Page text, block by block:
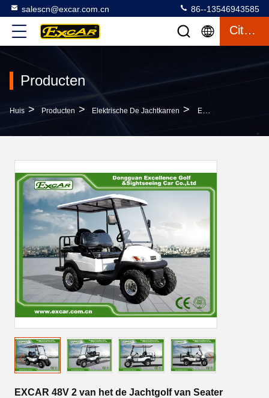
salescn@excar.com.cn 86--13546943585
Citaat
Producten
Huis > Producten > Elektrische De Jachtkarren > EXCAR 48V 2 Van Het De Jachtgolf Van Seater Elektrische De Karren Intelligente Lader Aan Boord
EXCAR 48V 2 van het de Jachtgolf van Seater